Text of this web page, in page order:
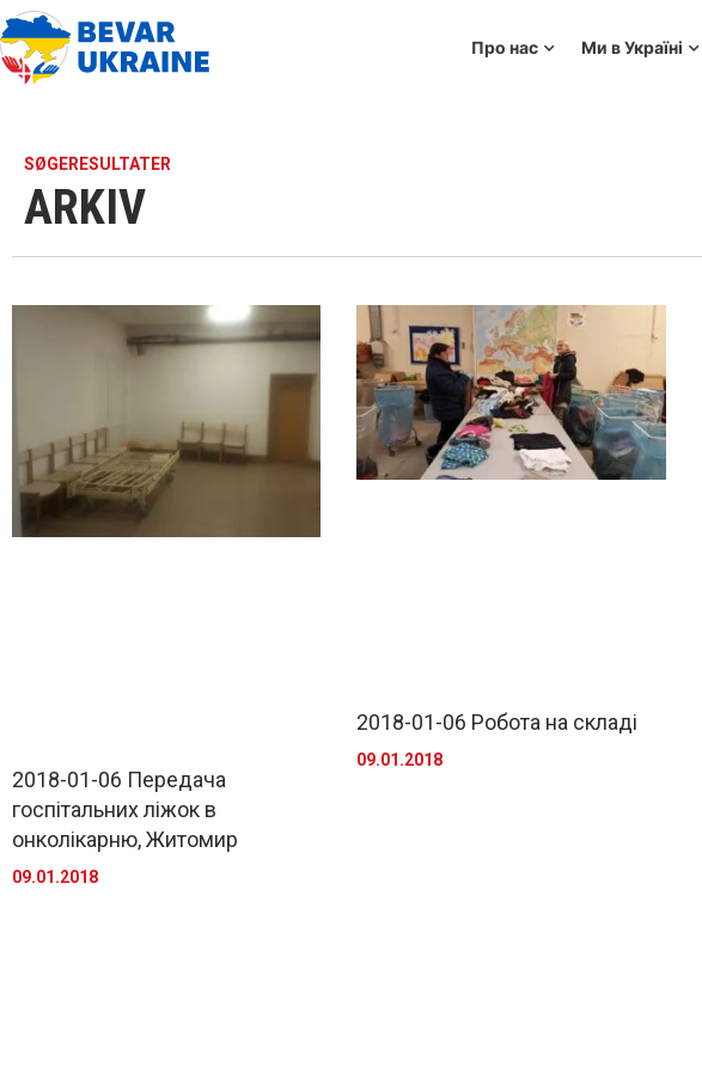
Про нас Ми в Україні
SØGERESULTATER
ARKIV
2018-01-06 Передача
госпітальних ліжок в
онколікарню, Житомир
09.01.2018
2018-01-06 Робота на складі
09.01.2018